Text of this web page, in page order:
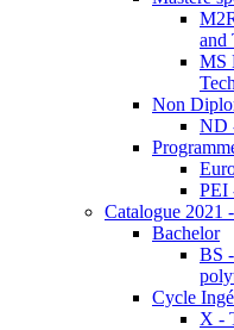
and
MS
Non
ND
PEI
Catalogue 2021
Bachelor
BS
Cycle
X -